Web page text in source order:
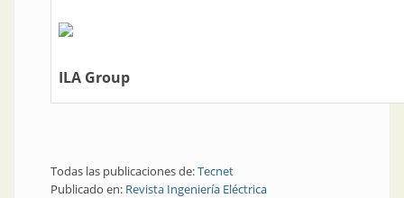
ILA Group
Todas las publicaciones de:Tecnet
Publicado en: Revista Ingeniería Eléctrica